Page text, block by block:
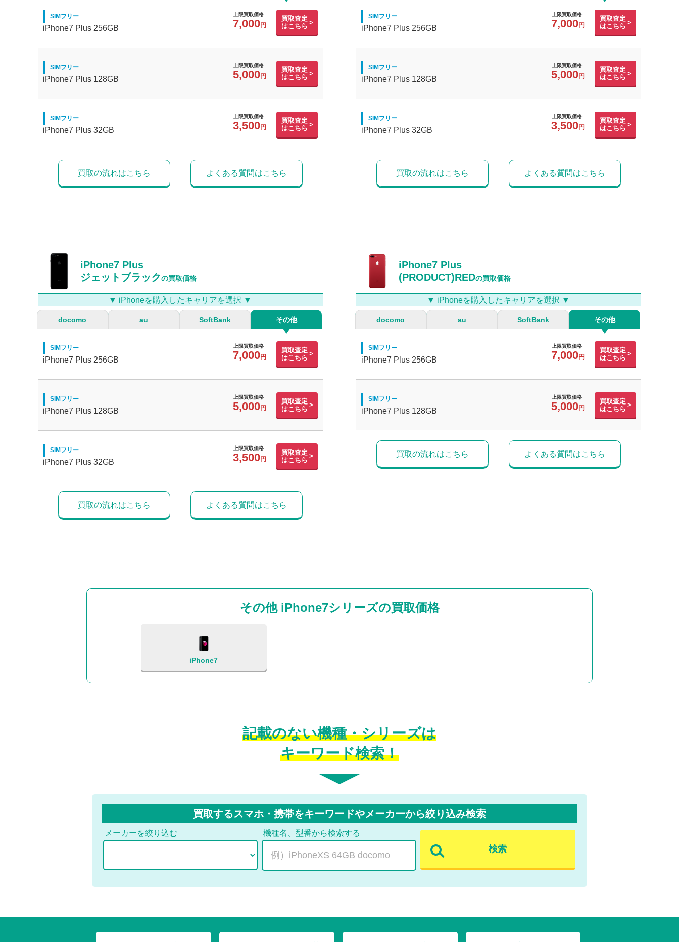
SIMフリー
iPhone7 Plus 256GB
上限買取価格
7,000
買取査定
はこちら
SIMフリー
iPhone7 Plus 128GB
上限買取価格
5,000
買取査定
はこちら
SIMフリー
iPhone7 Plus 32GB
上限買取価格
3,500
買取査定
はこちら
買取の流れはこちら よくある質問はこちら
SIMフリー
iPhone7 Plus 256GB
上限買取価格
7,000
買取査定
はこちら
SIMフリー
iPhone7 Plus 128GB
上限買取価格
5,000
買取査定
はこちら
SIMフリー
iPhone7 Plus 32GB
上限買取価格
3,500
買取査定
はこちら
買取の流れはこちら よくある質問はこちら
iPhone7 Plus
ジェットブラックの買取価格
▼ iPhoneを購入したキャリアを選択 ▼
docomo au SoftBank その他
SIMフリー
iPhone7 Plus 256GB
上限買取価格
7,000
買取査定
はこちら
SIMフリー
iPhone7 Plus 128GB
上限買取価格
5,000
買取査定
はこちら
SIMフリー
iPhone7 Plus 32GB
上限買取価格
3,500
買取査定
はこちら
買取の流れはこちら よくある質問はこちら
iPhone7 Plus
(PRODUCT)REDの買取価格
▼ iPhoneを購入したキャリアを選択 ▼
docomo au SoftBank その他
SIMフリー
iPhone7 Plus 256GB
上限買取価格
7,000
買取査定
はこちら
SIMフリー
iPhone7 Plus 128GB
上限買取価格
5,000
買取査定
はこちら
買取の流れはこちら よくある質問はこちら
その他 iPhone7シリーズの買取価格
iPhone7
記載のない機種・シリーズは
キーワード検索！
買取するスマホ・携帯をキーワードやメーカーから絞り込み検索
メーカーを絞り込む 機種名、型番から検索する
検索